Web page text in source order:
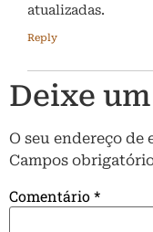
atualizadas.
Reply
Deixe
O seu endereço de
Campos
Comentário*